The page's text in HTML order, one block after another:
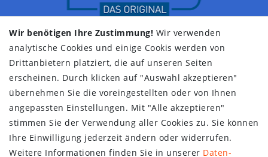
Wir benötigen Ihre Zustimmung! Wir verwenden
analytische Cookies und einige Cookis werden von
Drittanbietern platziert, die auf unseren Seiten
erscheinen. Durch klicken auf "Auswahl akzeptieren"
übernehmen Sie die voreingestellten oder von Ihnen
angepassten Einstellungen. Mit "Alle akzeptieren"
stimmen Sie der Verwendung aller Cookies zu. Sie können
Ihre Einwilligung jederzeit ändern oder widerrufen.
Weitere Informationen finden Sie in unserer Daten­